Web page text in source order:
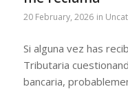
20 February, 2026 in
Si alguna vez has
Tributaria
bancaria,